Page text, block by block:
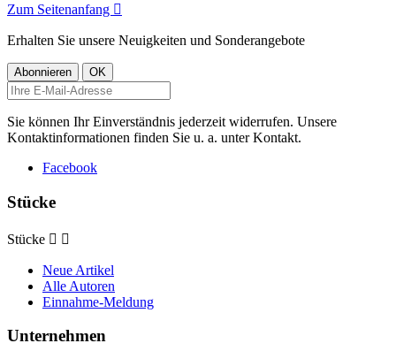
Zum Seitenanfang 
Erhalten Sie unsere Neuigkeiten und Sonderangebote
Sie können Ihr Einverständnis jederzeit widerrufen. Unsere
Kontaktinformationen finden Sie u. a. unter Kontakt.
Facebook
Stücke
Stücke  
Neue Artikel
Alle Autoren
Einnahme-Meldung
Unternehmen